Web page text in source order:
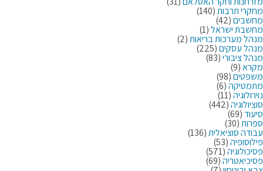
מחקרי תרבות(140)
מחשבים(42)
מחשבת ישראל(1)
מנהל מערכות בריאות(2)
מנהל עסקים(225)
מנהל ציבורי(83)
מקרא(9)
משפטים(98)
מתמטיקה(6)
נוירולוגיה(11)
סוציולוגיה(442)
סיעוד(69)
ספרות(30)
עבודה סוציאלית(136)
פילוסופיה(53)
פסיכולוגיה(571)
פסיכיאטריה(69)